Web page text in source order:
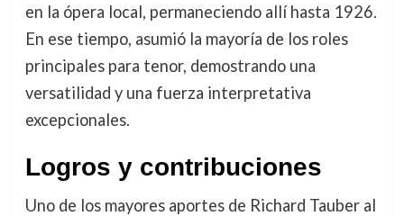
en la ópera local, permaneciendo allí hasta 1926.
En ese tiempo, asumió la mayoría de los roles
principales para tenor, demostrando una
versatilidad y una fuerza interpretativa
excepcionales.
Logros y contribuciones
Uno de los mayores aportes de Richard Tauber al